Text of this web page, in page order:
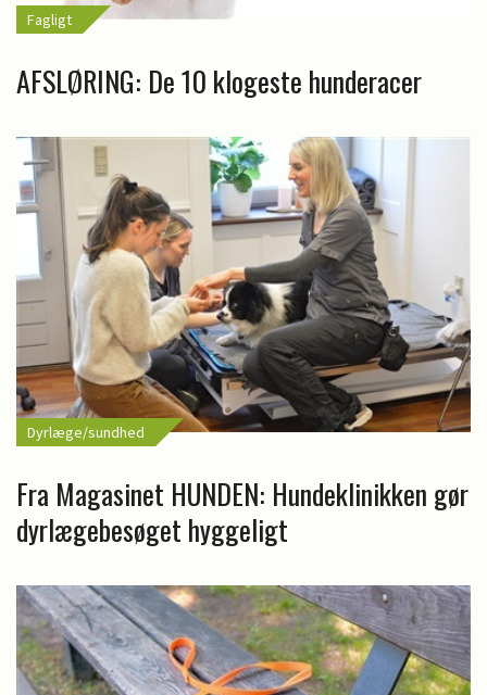
Fagligt
AFSLØRING: De 10 klogeste hunderacer
Dyrlæge/sundhed
Fra Magasinet HUNDEN: Hundeklinikken gør
dyrlægebesøget hyggeligt